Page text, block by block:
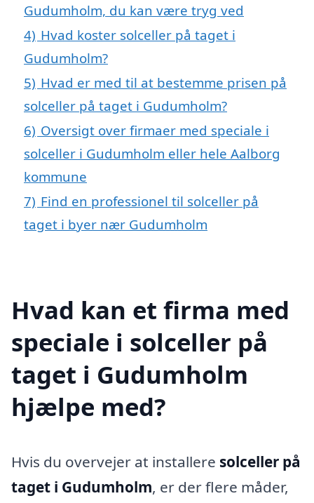
Gudumholm, du kan være tryg ved
4) Hvad koster solceller på taget i
Gudumholm?
5) Hvad er med til at bestemme prisen på
solceller på taget i Gudumholm?
6) Oversigt over firmaer med speciale i
solceller i Gudumholm eller hele Aalborg
kommune
7) Find en professionel til solceller på
taget i byer nær Gudumholm
Hvad kan et firma med
speciale i solceller på
taget i Gudumholm
hjælpe med?
Hvis du overvejer at installere solceller på
taget i Gudumholm, er der flere måder,